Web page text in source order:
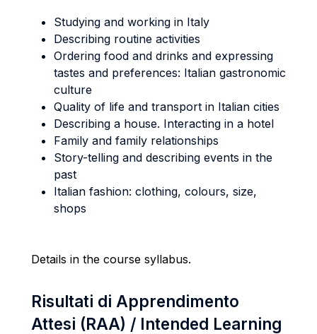
Studying and working in Italy
Describing routine activities
Ordering food and drinks and expressing
tastes and preferences: Italian gastronomic
culture
Quality of life and transport in Italian cities
Describing a house. Interacting in a hotel
Family and family relationships
Story-telling and describing events in the
past
Italian fashion: clothing, colours, size,
shops
Details in the course syllabus.
Risultati di Apprendimento
Attesi (RAA) / Intended Learning